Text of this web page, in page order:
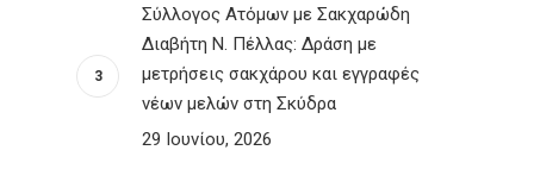
Σύλλογος Ατόμων με Σακχαρώδη
Διαβήτη Ν. Πέλλας: Δράση με
μετρήσεις σακχάρου και εγγραφές
νέων μελών στη Σκύδρα
29 Ιουνίου, 2026